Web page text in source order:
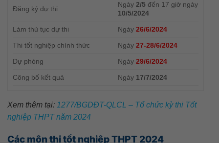
Đăng ký dự thi
Ngày2/5 đến 17 giờ ngày
10/5/2024
L àm thủ tục dự thi Ngày26/6/2024
Thi tốt nghiệp chính thức Ngày27-28/6/2024
Dự phòng Ngày29/6/2024
Công bố kết quả Ngày 17/7/2024
Xem thêm tại: 1277/BGDĐT-QLCL – Tổ chức kỳ thi Tốt
nghiệp THPT năm 2024
Các môn thi tốt nghiệp THPT 2024